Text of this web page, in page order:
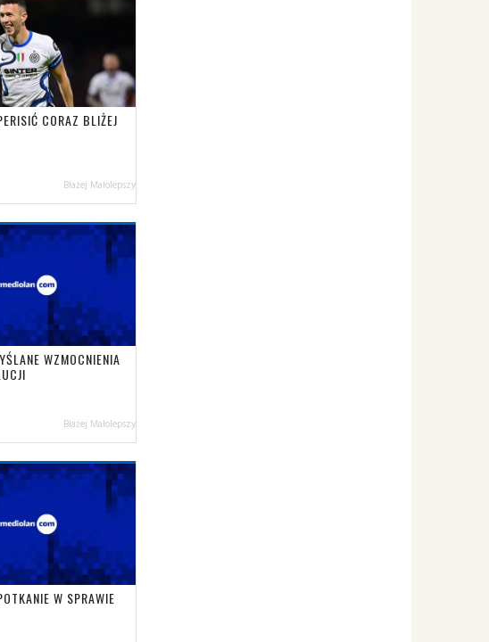
CORAZ BLIŻEJ
Błażej Małolepszy
WZMOCNIENIA
Błażej Małolepszy
W SPRAWIE